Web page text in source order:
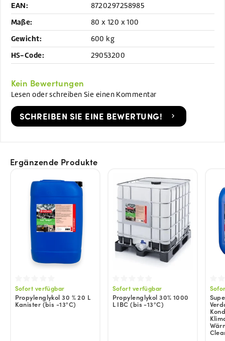
EAN: 8720297258985
Maße: 80 x 120 x 100
Gewicht: 600 kg
HS-Code: 29053200
Kein Bewertungen
Lesen oder schreiben Sie einen Kommentar
SCHREIBEN SIE EINE BEWERTUNG!
Ergänzende Produkte
Sofort verfügbar
Propylenglykol 30 % 20 L
Kanister (bis -13°C)
Sofort verfügbar
Propylenglykol 30% 1000
L IBC (bis -13°C)